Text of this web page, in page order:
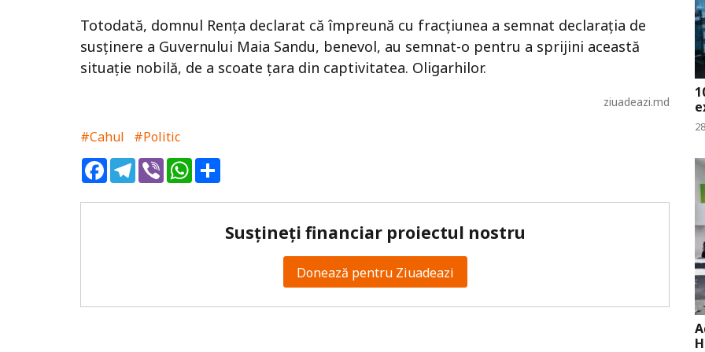
Totodată, domnul Rența declarat că împreună cu fracțiunea a semnat declarația de
susținere a Guvernului Maia Sandu, benevol, au semnat-o pentru a sprijini această
situație nobilă, de a scoate țara din captivitatea. Oligarhilor.
ziuadeazi.md
#Cahul
#Politic
FacebookTelegram
ViberWhatsApp
Susțineți financiar proiectul nostru
Donează pentru Ziuadeazi